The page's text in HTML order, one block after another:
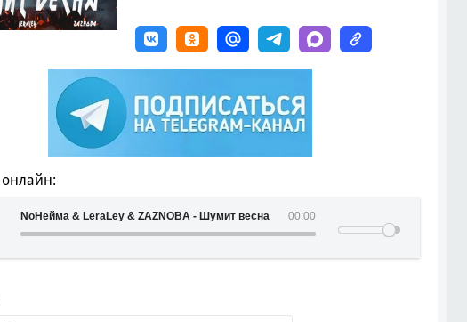
00:00
NoНейма & LeraLey & ZAZNOBA - Шумит весна